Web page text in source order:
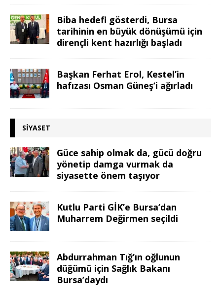
Biba hedefi gösterdi, Bursa
tarihinin en büyük dönüşümü için
dirençli kent hazırlığı başladı
Başkan Ferhat Erol, Kestel’in
hafızası Osman Güneş’i ağırladı
SIYASET
Güce sahip olmak da, gücü doğru
yönetip damga vurmak da
siyasette önem taşıyor
Kutlu Parti GİK’e Bursa’dan
Muharrem Değirmen seçildi
Abdurrahman Tığ’ın oğlunun
düğümü için Sağlık Bakanı
Bursa’daydı